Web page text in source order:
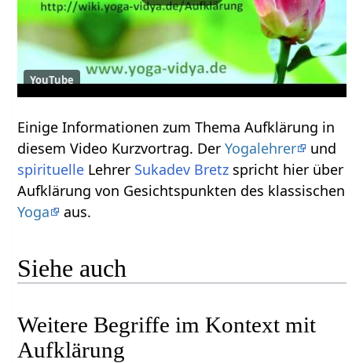
YouTube
Einige Informationen zum Thema Aufklärung‏‎ in
diesem Video Kurzvortrag. DerYogalehrer
und
spirituelle Lehrer Sukadev Bretz spricht hier über
Aufklärung‏‎ von Gesichtspunkten des klassischen
Yoga
aus.
Siehe auch
Weitere Begriffe im Kontext mit